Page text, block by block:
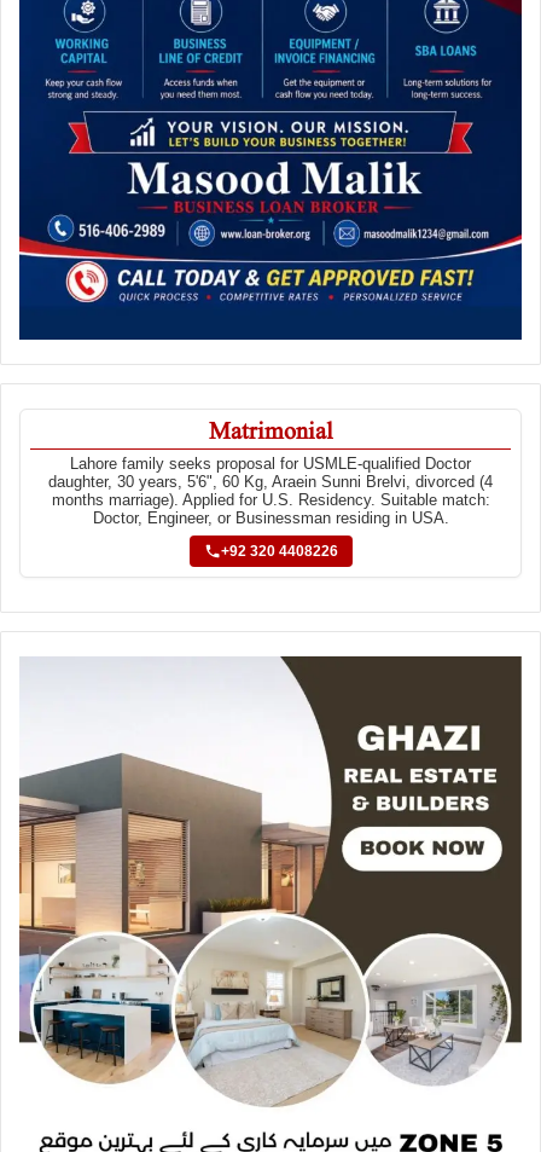
Matrimonial
Lahore family seeks proposal for USMLE-qualified Doctor
daughter, 30 years, 5'6", 60 Kg, Araein Sunni Brelvi, divorced (4
months marriage). Applied for U.S. Residency. Suitable match:
Doctor, Engineer, or Businessman residing in USA.
+92 320 4408226